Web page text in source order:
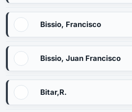
Bissio, Francisco
Bissio, Juan Francisco
Bitar,R.